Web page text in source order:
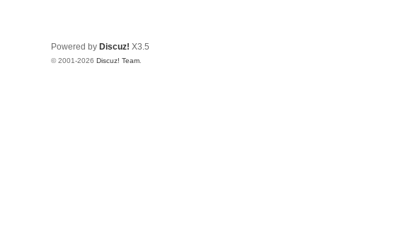
Powered by Discuz! X3.5
© 2001-2026 Discuz! Team